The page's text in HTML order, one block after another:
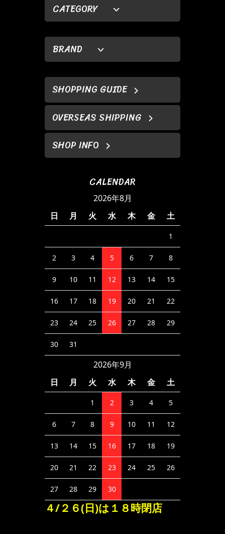
CATEGORY
BRAND
SHOPPING GUIDE
OVERSEAS SHIPPING
SHOP INFO
CALENDAR
2026年8月
日
月 火 水 木 金 土
1
2 3 4 5 6 7 8
9 10 11 12 13 14 15
16 17 18 19 20 21 22
23 24 25 26 27 28 29
30 31
2026年9月
日
月 火 水 木 金 土
1 2 3 4 5
6 7 8 9 10 11 12
13 14 15 16 17 18 19
20 21 22 23 24 25 26
27 28 29 30
４/２６(日)は１８時閉店